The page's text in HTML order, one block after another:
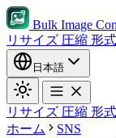
Bulk Image
リサイズ 圧縮 形
日本語
リサイズ 圧縮 形
ホーム
SNS